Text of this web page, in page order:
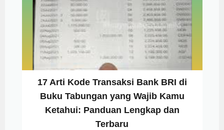
17 Arti Kode Transaksi Bank BRI di
Buku Tabungan yang Wajib Kamu
Ketahui: Panduan Lengkap dan
Terbaru